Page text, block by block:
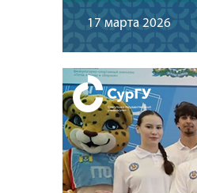
17 марта 2026